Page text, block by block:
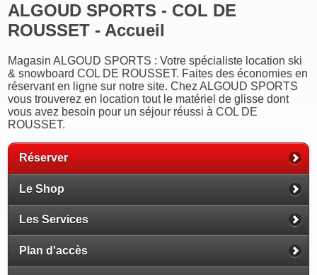
ALGOUD SPORTS - COL DE
ROUSSET - Accueil
Magasin ALGOUD SPORTS : Votre spécialiste location ski
& snowboard COL DE ROUSSET. Faites des économies en
réservant en ligne sur notre site. Chez ALGOUD SPORTS
vous trouverez en location tout le matériel de glisse dont
vous avez besoin pour un séjour réussi à COL DE
ROUSSET.
Réserver
Le Shop
Les Services
Plan d'accès